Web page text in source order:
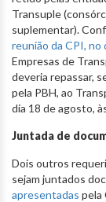
Transuple
suplementar).
reunião da CPI, no
Empresas de
deveria repassar,
pela PBH, ao
dia 18 de agosto,
Juntada de
Dois outros
sejam juntados
apresentadas pela